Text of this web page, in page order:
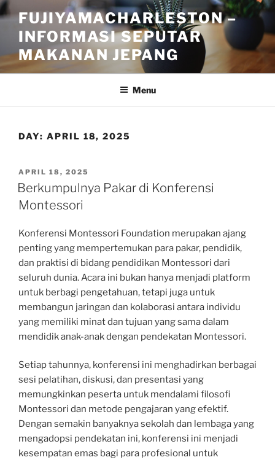
Skip
to
content
FUJIYAMACHARLESTON –
INFORMASI SEPUTAR
MAKANAN JEPANG
Menu
DAY: APRIL 18, 2025
POSTED
ON
APRIL 18, 2025
Berkumpulnya Pakar di Konferensi
Montessori
Konferensi Montessori Foundation merupakan ajang
penting yang mempertemukan para pakar, pendidik,
dan praktisi di bidang pendidikan Montessori dari
seluruh dunia. Acara ini bukan hanya menjadi platform
untuk berbagi pengetahuan, tetapi juga untuk
membangun jaringan dan kolaborasi antara individu
yang memiliki minat dan tujuan yang sama dalam
mendidik anak-anak dengan pendekatan Montessori.
Setiap tahunnya, konferensi ini menghadirkan berbagai
sesi pelatihan, diskusi, dan presentasi yang
memungkinkan peserta untuk mendalami filosofi
Montessori dan metode pengajaran yang efektif.
Dengan semakin banyaknya sekolah dan lembaga yang
mengadopsi pendekatan ini, konferensi ini menjadi
kesempatan emas bagi para profesional untuk